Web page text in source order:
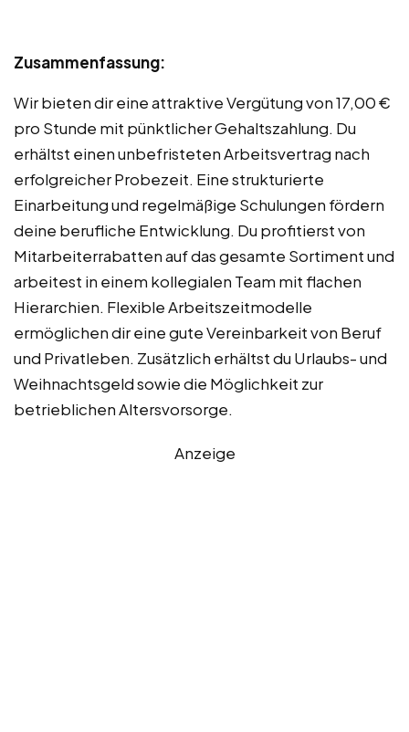
Zusammenfassung:
Wir bieten dir eine attraktive Vergütung von 17,00 €
pro Stunde mit pünktlicher Gehaltszahlung. Du
erhältst einen unbefristeten Arbeitsvertrag nach
erfolgreicher Probezeit. Eine strukturierte
Einarbeitung und regelmäßige Schulungen fördern
deine berufliche Entwicklung. Du profitierst von
Mitarbeiterrabatten auf das gesamte Sortiment und
arbeitest in einem kollegialen Team mit flachen
Hierarchien. Flexible Arbeitszeitmodelle
ermöglichen dir eine gute Vereinbarkeit von Beruf
und Privatleben. Zusätzlich erhältst du Urlaubs- und
Weihnachtsgeld sowie die Möglichkeit zur
betrieblichen Altersvorsorge.
Anzeige